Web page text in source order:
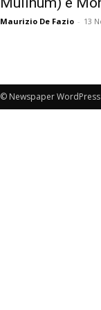
Maurizio De Fazio - 13
© Newspaper